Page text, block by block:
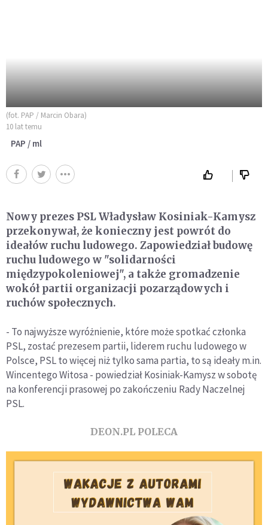
(fot. PAP / Marcin Obara)
10 lat temu
PAP / ml
Nowy prezes PSL Władysław Kosiniak-Kamysz
przekonywał, że konieczny jest powrót do
ideałów ruchu ludowego. Zapowiedział budowę
ruchu ludowego w "solidarności
międzypokoleniowej", a także gromadzenie
wokół partii organizacji pozarządowych i
ruchów społecznych.
- To najwyższe wyróżnienie, które może spotkać członka
PSL, zostać prezesem partii, liderem ruchu ludowego w
Polsce, PSL to więcej niż tylko sama partia, to są ideały m.in.
Wincentego Witosa - powiedział Kosiniak-Kamysz w sobotę
na konferencji prasowej po zakończeniu Rady Naczelnej
PSL.
DEON.PL POLECA